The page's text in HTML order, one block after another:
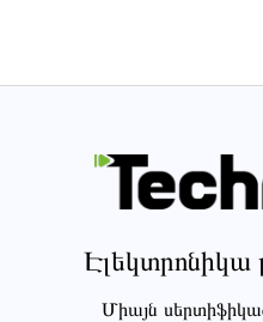
Էլեկտրոնիկա
Միայն